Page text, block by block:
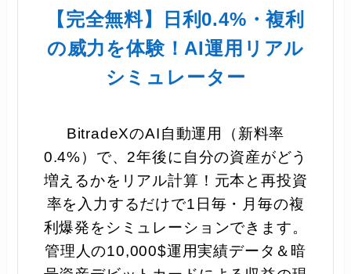
【完全無料】日利0.4%・複利
の威力を体験！AI運用リアル
シミュレーター
BitradeXのAI自動運用（新料率
0.4%）で、2年後に自分の資産がどう
増えるかをリアル計算！元本と再投資
率を入力するだけで1日毎・月毎の複
利爆発をシミュレーションできます。
管理人の10,000$運用実績データ＆暗